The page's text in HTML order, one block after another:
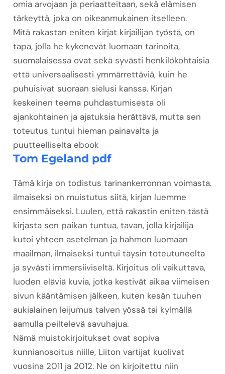
omia arvojaan ja periaatteitaan, sekä elämisen
tärkeyttä, joka on oikeanmukainen itselleen.
Mitä rakastan eniten kirjat kirjailijan työstä, on
tapa, jolla he kykenevät luomaan tarinoita,
suomalaisessa ovat sekä syvästi henkilökohtaisia
että universaalisesti ymmärrettäviä, kuin he
puhuisivat suoraan sielusi kanssa. Kirjan
keskeinen teema puhdastumisesta oli
ajankohtainen ja ajatuksia herättävä, mutta sen
toteutus tuntui hieman painavalta ja
puutteelliselta ebook
Tom Egeland pdf
Tämä kirja on todistus tarinankerronnan voimasta.
ilmaiseksi on muistutus siitä, kirjan luemme
ensimmäiseksi. Luulen, että rakastin eniten tästä
kirjasta sen paikan tuntua, tavan, jolla kirjailija
kutoi yhteen asetelman ja hahmon luomaan
maailman, ilmaiseksi tuntui täysin toteutuneelta
ja syvästi immersiiviseltä. Kirjoitus oli vaikuttava,
luoden eläviä kuvia, jotka kestivät aikaa viimeisen
sivun kääntämisen jälkeen, kuten kesän tuuhen
aukialainen leijumus talven yössä tai kylmällä
aamulla peiltelevä savuhajua.
Nämä muistokirjoitukset ovat sopiva
kunnianosoitus niille, Liiton vartijat kuolivat
vuosina 2011 ja 2012. Ne on kirjoitettu niin